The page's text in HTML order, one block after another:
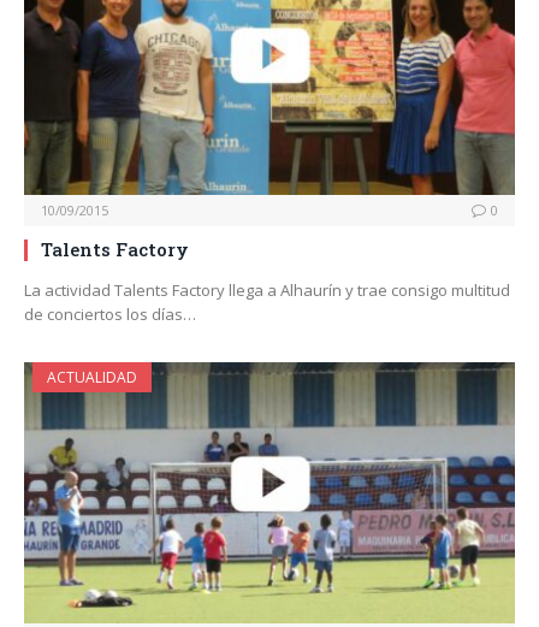
10/09/2015 0
Talents Factory
La actividad Talents Factory llega a Alhaurín y trae consigo multitud
de conciertos los días…
ACTUALIDAD